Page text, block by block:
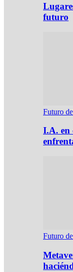
futuro
Futuro
I.A. en
Futuro